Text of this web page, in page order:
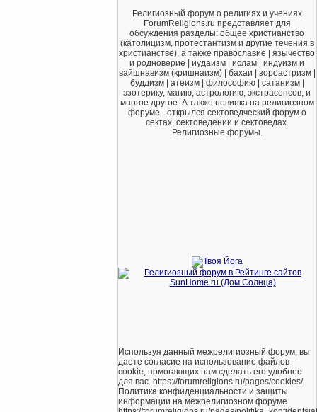
Религиозный форум о религиях и учениях
ForumReligions.ru представляет для
обсуждения разделы: общее христианство
(католицизм, протестантизм и другие течения в
христианстве), а также православие | язычество
и родноверие | иудаизм | ислам | индуизм и
вайшнавизм (кришнаизм) | бахаи | зороастризм |
буддизм | атеизм | философию | сатанизм |
эзотерику, магию, астрологию, экстрасенсов, и
многое другое. А также новинка на религиозном
форуме - открылся сектоведческий форум о
сектах, сектоведении и сектоведах.
Религиозные форумы.
Используя данный межрелигиозный форум, вы
даете согласие на использование файлов
cookie, помогающих нам сделать его удобнее
для вас. https://forumreligions.ru/pages/cookies/
Политика конфиденциальности и защиты
информации на межрелигиозном форуме